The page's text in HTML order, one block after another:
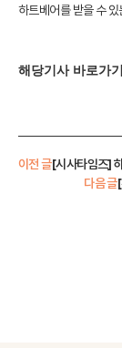
하트베어를 받을 수 있
해당기사 바로가기
이전 글
다음 글